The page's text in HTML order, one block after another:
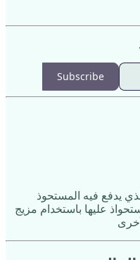
Subscribe
يدفع فيه المستحوذ
عليها باستخدام مزيج